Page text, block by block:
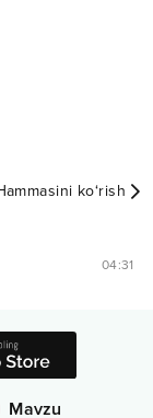
ko‘rish
04:31
Mavzu